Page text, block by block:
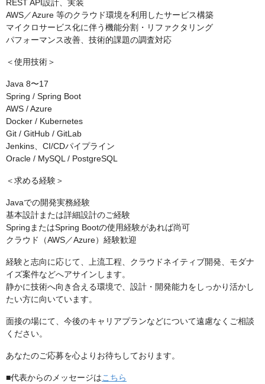
REST API設計、実装
AWS／Azure 等のクラウド環境を利用したサービス構築
マイクロサービス化に伴う機能分割・リファクタリング
パフォーマンス改善、技術的課題の調査対応
＜使用技術＞
Java 8〜17
Spring / Spring Boot
AWS / Azure
Docker / Kubernetes
Git / GitHub / GitLab
Jenkins、CI/CDパイプライン
Oracle / MySQL / PostgreSQL
＜求める経験＞
Javaでの開発実務経験
基本設計または詳細設計のご経験
SpringまたはSpring Bootの使用経験があれば尚可
クラウド（AWS／Azure）経験歓迎
経験と志向に応じて、上流工程、クラウドネイティブ開発、モダナ
イズ案件などへアサインします。
静かに技術へ向き合える環境で、設計・開発能力をしっかり活かし
たい方に向いています。
面接の場にて、今後のキャリアプランなどについて遠慮なくご相談
ください。
あなたのご応募を心よりお待ちしております。
■代表からのメッセージはこちら